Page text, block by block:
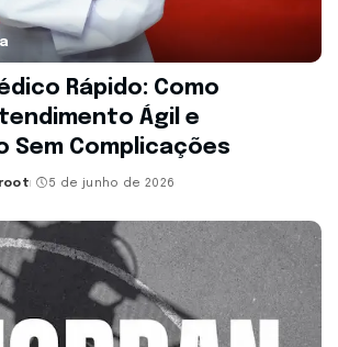
Rápido: Como
Ágil e
Sem Complicações
5 de junho de 2026